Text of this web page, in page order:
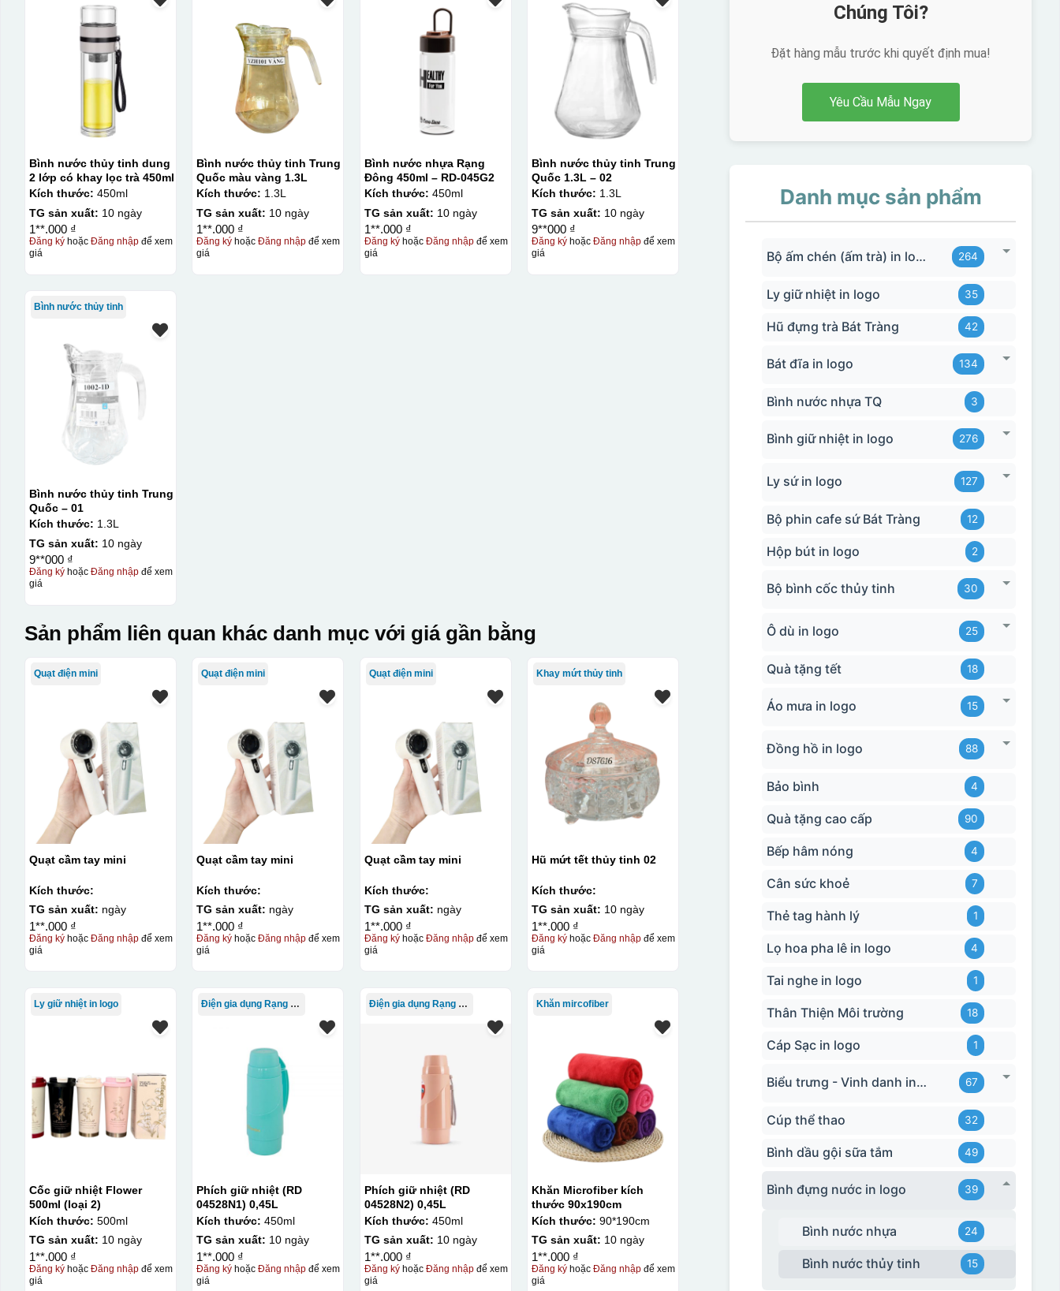
Bình nước thủy tinh dung
2 lớp có khay lọc trà 450ml
Kích thước: 450ml
TG sản xuất: 10 ngày
1**.000 ₫
Đăng kýhoặc Đăng nhậpđể xem
giá
Bình nước thủy tinh Trung
Quốc màu vàng 1.3L
Kích thước: 1.3L
TG sản xuất: 10 ngày
1**.000 ₫
Đăng ký hoặcĐăng nhập để xem
giá
Bình nước nhựa Rạng
Đông 450ml – RD-045G2
Kích thước: 450ml
TG sản xuất: 10 ngày
1**.000 ₫
Đăng kýhoặc Đăng nhậpđể xem
giá
Bình nước thủy tinh Trung
Quốc 1.3L – 02
Kích thước: 1.3L
TG sản xuất: 10 ngày
9**000 ₫
Đăng ký hoặcĐăng nhập để xem
giá
Bình nước thủy tinh
Bình nước thủy tinh Trung
Quốc – 01
Kích thước: 1.3L
TG sản xuất: 10 ngày
9**000 ₫
Đăng kýhoặc Đăng nhậpđể xem
giá
Sản phẩm liên quan khác danh mục với giá gần bằng
Quạt điện mini
Quạt cầm tay mini
Kích thước:
TG sản xuất: ngày
1**.000 ₫
Đăng kýhoặc Đăng nhậpđể xem
giá
Quạt điện mini
Quạt cầm tay mini
Kích thước:
TG sản xuất: ngày
1**.000 ₫
Đăng ký hoặcĐăng nhập để xem
giá
Quạt điện mini
Quạt cầm tay mini
Kích thước:
TG sản xuất: ngày
1**.000 ₫
Đăng kýhoặc Đăng nhậpđể xem
giá
Khay mứt thủy tinh
Hũ mứt tết thủy tinh 02
Kích thước:
TG sản xuất: 10 ngày
1**.000 ₫
Đăng ký hoặcĐăng nhập để xem
giá
Ly giữ nhiệt in logo
Cốc giữ nhiệt Flower
500ml (loại 2)
Kích thước: 500ml
TG sản xuất: 10 ngày
1**.000 ₫
Đăng kýhoặc Đăng nhậpđể xem
giá
Điện gia dụng Rạng Đông
Phích giữ nhiệt (RD
04528N1) 0,45L
Kích thước: 450ml
TG sản xuất: 10 ngày
1**.000 ₫
Đăng ký hoặcĐăng nhập để xem
giá
Điện gia dụng Rạng Đông
Phích giữ nhiệt (RD
04528N2) 0,45L
Kích thước: 450ml
TG sản xuất: 10 ngày
1**.000 ₫
Đăng kýhoặc Đăng nhậpđể xem
giá
Khăn mircofiber
Khăn Microfiber kích
thước 90x190cm
Kích thước: 90*190cm
TG sản xuất: 10 ngày
1**.000 ₫
Đăng ký hoặcĐăng nhập để xem
giá
Chúng Tôi?
Đặt hàng mẫu trước khi quyết định mua!
Yêu Cầu Mẫu Ngay
Danh mục sản phẩm
Bộ ấm chén (ấm trà) in logo 264
Ly giữ nhiệt in logo 35
Hũ đựng trà Bát Tràng 42
Bát đĩa in logo 134
Bình nước nhựa TQ 3
Bình giữ nhiệt in logo 276
Ly sứ in logo 127
Bộ phin cafe sứ Bát Tràng 12
Hộp bút in logo 2
Bộ bình cốc thủy tinh 30
Ô dù in logo 25
Quà tặng tết 18
Áo mưa in logo 15
Đồng hồ in logo 88
Bảo bình 4
Quà tặng cao cấp 90
Bếp hâm nóng 4
Cân sức khoẻ 7
Thẻ tag hành lý 1
Lọ hoa pha lê in logo 4
Tai nghe in logo 1
Thân Thiện Môi trường 18
Cáp Sạc in logo 1
Biểu trưng - Vinh danh in logo 67
Cúp thể thao 32
Bình dầu gội sữa tắm 49
Bình đựng nước in logo 39
Bình nước nhựa 24
Bình nước thủy tinh 15